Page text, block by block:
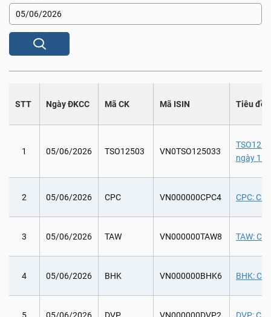
STT Ngày ĐKCC Mã CK Mã ISIN Tiêu đề
1 05/06/2026 TSO12503 VN0TSO125033
ngày
2 05/06/2026 CPC VN000000CPC4 CPC:
3 05/06/2026 TAW VN000000TAW8 TAW:
4 05/06/2026 BHK VN000000BHK6 BHK: